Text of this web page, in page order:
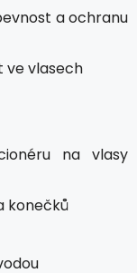
a ochranu
ve vlasech
na vlasy
konečků